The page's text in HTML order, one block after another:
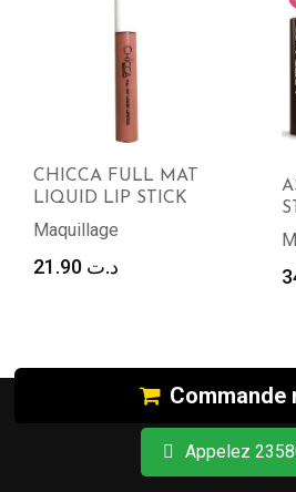
Commande
CHICCA FULL MAT
LIQUID LIP STICK
Maquillage
د.ت
Appelez